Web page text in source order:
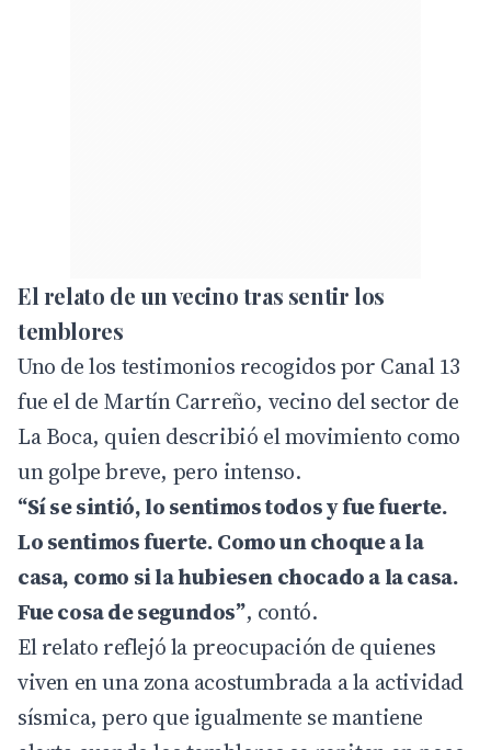
El relato de un vecino tras sentir los
temblores
Uno de los testimonios recogidos por Canal 13
fue el de Martín Carreño, vecino del sector de
La Boca, quien describió el movimiento como
un golpe breve, pero intenso.
“Sí se sintió, lo sentimos todos y fue fuerte.
Lo sentimos fuerte. Como un choque a la
casa, como si la hubiesen chocado a la casa.
Fue cosa de segundos”, contó.
El relato reflejó la preocupación de quienes
viven en una zona acostumbrada a la actividad
sísmica, pero que igualmente se mantiene